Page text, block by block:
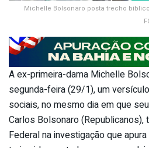
Michelle Bolsonaro posta trecho
A ex-primeira-dama Michelle
segunda-feira (29/1), um
sociais, no mesmo dia em que
Carlos Bolsonaro
Federal na investigação que